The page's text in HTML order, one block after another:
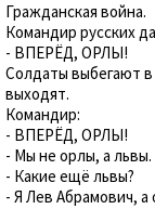
Гражданская война.
Командир русских
- ВПЕРЁД, ОРЛЫ!
Солдаты выбегают в
выходят.
Командир:
- ВПЕРЁД, ОРЛЫ!
- Мы не орлы, а львы.
- Какие ещё львы?
- Я Лев Абрамович,